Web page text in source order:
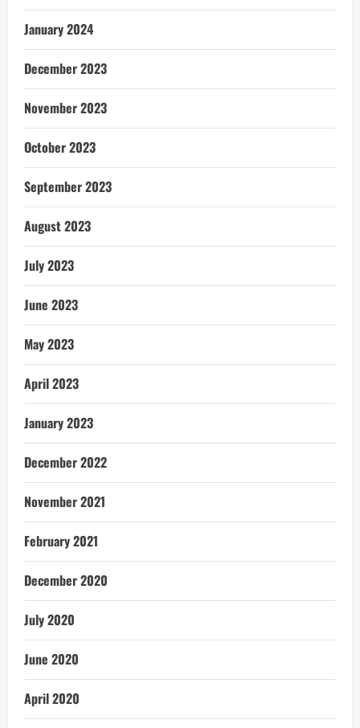
January 2024
December 2023
November 2023
October 2023
September 2023
August 2023
July 2023
June 2023
May 2023
April 2023
January 2023
December 2022
November 2021
February 2021
December 2020
July 2020
June 2020
April 2020